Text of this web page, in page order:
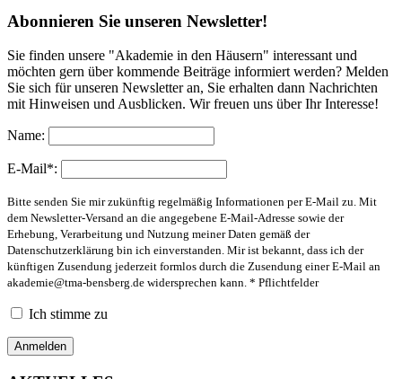
Abonnieren Sie unseren Newsletter!
Sie finden unsere "Akademie in den Häusern" interessant und
möchten gern über kommende Beiträge informiert werden? Melden
Sie sich für unseren Newsletter an, Sie erhalten dann Nachrichten
mit Hinweisen und Ausblicken. Wir freuen uns über Ihr Interesse!
Name:
E-Mail*:
Bitte senden Sie mir zukünftig regelmäßig Informationen per E-Mail zu. Mit
dem Newsletter-Versand an die angegebene E-Mail-Adresse sowie der
Erhebung, Verarbeitung und Nutzung meiner Daten gemäß der
Datenschutzerklärung bin ich einverstanden. Mir ist bekannt, dass ich der
künftigen Zusendung jederzeit formlos durch die Zusendung einer E-Mail an
akademie@tma-bensberg.de widersprechen kann. * Pflichtfelder
Ich stimme zu